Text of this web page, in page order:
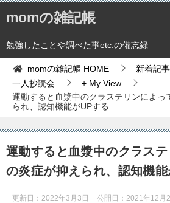
momの雑記帳
勉強したことや調べた事etc.の備忘録
momの雑記帳 HOME
新着記
一人抄読会
+ My View
運動すると血漿中のクラステリンによっ
られ、認知機能がUPする
運動すると血漿中のクラス
の炎症が抑えられ、認知機能
更新日： 2022年3月3日 公開日： 2021年12月